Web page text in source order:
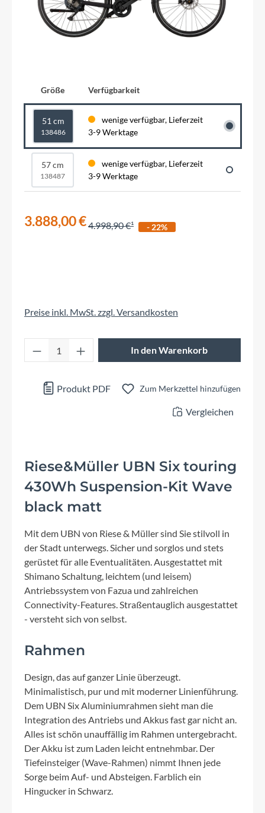
Größe Verfügbarkeit
51 cm
138486
wenige verfügbar, Lieferzeit
3-9 Werktage
57 cm
138487
wenige verfügbar, Lieferzeit
3-9 Werktage
3.888,00 €4.998,90 € - 22%
Preise inkl. MwSt. zzgl. Versandkosten
Produkt Anzahl: Gib den gewünschten
In den Warenkorb
Produkt PDF Zum Merkzettel hinzufügen
Vergleichen
Riese&Müller UBN Six touring
430Wh Suspension-Kit Wave
black matt
Mit dem UBN von Riese & Müller sind Sie stilvoll in
der Stadt unterwegs. Sicher und sorglos und stets
gerüstet für alle Eventualitäten. Ausgestattet mit
Shimano Schaltung, leichtem (und leisem)
Antriebssystem von Fazua und zahlreichen
Connectivity-Features. Straßentauglich ausgestattet
- versteht sich von selbst.
Rahmen
Design, das auf ganzer Linie überzeugt.
Minimalistisch, pur und mit moderner Linienführung.
Dem UBN Six Aluminiumrahmen sieht man die
Integration des Antriebs und Akkus fast gar nicht an.
Alles ist schön unauffällig im Rahmen untergebracht.
Der Akku ist zum Laden leicht entnehmbar. Der
Tiefeinsteiger (Wave-Rahmen) nimmt Ihnen jede
Sorge beim Auf- und Absteigen. Farblich ein
Hingucker in Schwarz.